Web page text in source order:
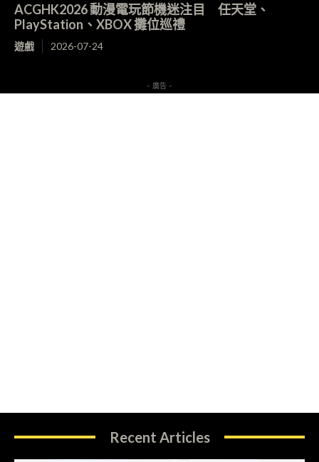
ACGHK2026 動漫電玩節機迷注目 任天堂、
PlayStation、XBOX 攤位巡禮
遊戲 2026-07-24
- 廣告 -
Recent Articles